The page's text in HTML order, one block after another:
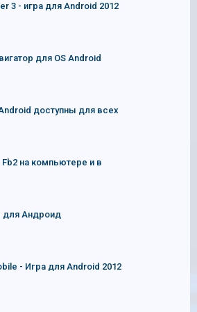
3 - игра для Android 2012
для OS Android
доступны для всех
на компьютере и в
для Андроид
- Игра для Android 2012